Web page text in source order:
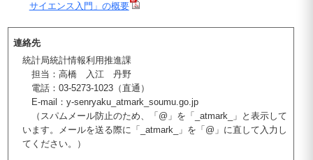
サイエンス入門」の概要
連絡先
統計局統計情報利用推進課
担当：高橋 入江 丹野
電話：03-5273-1023（直通）
E-mail：y-senryaku_atmark_soumu.go.jp
（スパムメール防止のため、「@」を「_atmark_」と表示して
います。メールを送る際に「_atmark_」を「@」に直して入力し
てください。）